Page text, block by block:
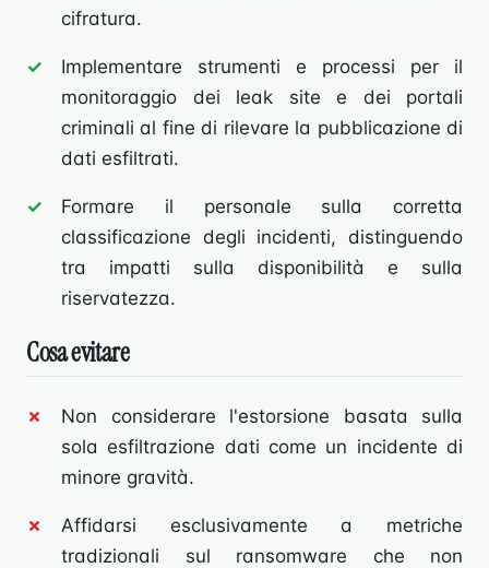
cifratura.
Implementare strumenti e processi per il
monitoraggio dei leak site e dei portali
criminali al fine di rilevare la pubblicazione di
dati esfiltrati.
Formare il personale sulla corretta
classificazione degli incidenti, distinguendo
tra impatti sulla disponibilità e sulla
riservatezza.
Cosa evitare
Non considerare l'estorsione basata sulla
sola esfiltrazione dati come un incidente di
minore gravità.
Affidarsi esclusivamente a metriche
tradizionali sul ransomware che non